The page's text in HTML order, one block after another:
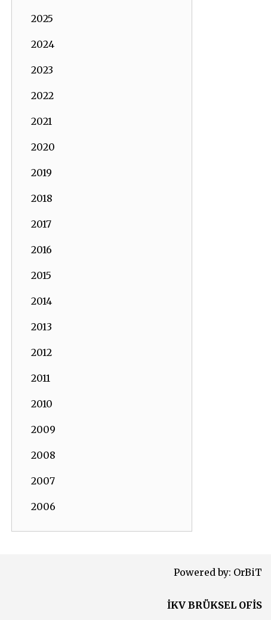
2025
2024
2023
2022
2021
2020
2019
2018
2017
2016
2015
2014
2013
2012
2011
2010
2009
2008
2007
2006
Powered by: OrBiT
İKV BRÜKSEL OFİS